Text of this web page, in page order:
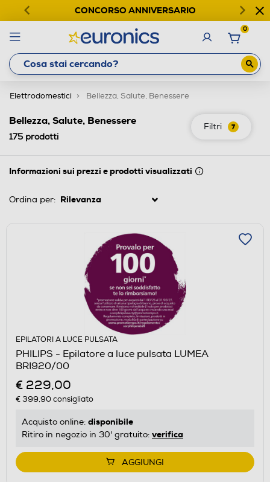
CONCORSO ANNIVERSARIO
0
Elettrodomestici Bellezza, Salute, Benessere
Filtri 7
Bellezza, Salute, Benessere
175 prodotti
Informazioni sui prezzi e prodotti visualizzati
Ordina per:
EPILATORI A LUCE PULSATA
PHILIPS - Epilatore a luce pulsata LUMEA
BRI920/00
€ 229,00
€ 399,90consigliato
Acquisto online: disponibile
Ritiro in negozio in 30' gratuito: verifica
AGGIUNGI